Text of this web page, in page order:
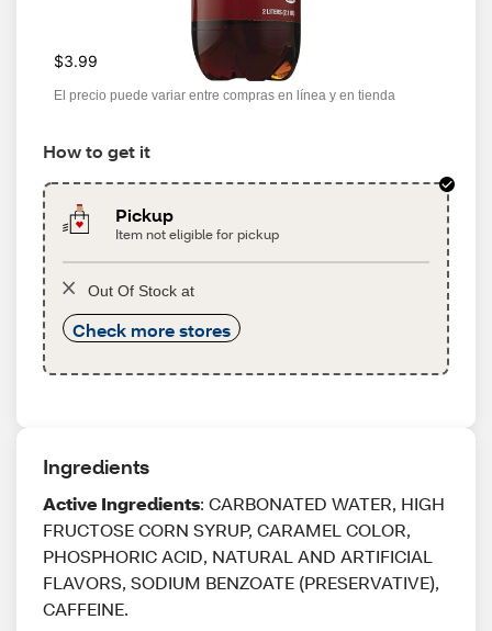
$3.99
El precio puede variar entre compras en línea y en tienda
How to get it
Pickup
Item not eligible for pickup
Out Of Stock at
Check more stores
Ingredients
Active Ingredients: CARBONATED WATER, HIGH
FRUCTOSE CORN SYRUP, CARAMEL COLOR,
PHOSPHORIC ACID, NATURAL AND ARTIFICIAL
FLAVORS, SODIUM BENZOATE (PRESERVATIVE),
CAFFEINE.